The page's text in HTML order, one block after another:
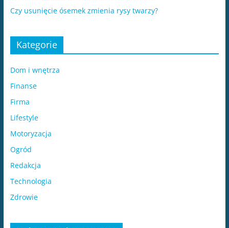
​Czy usunięcie ósemek zmienia rysy twarzy?
Kategorie
Dom i wnętrza
Finanse
Firma
Lifestyle
Motoryzacja
Ogród
Redakcja
Technologia
Zdrowie